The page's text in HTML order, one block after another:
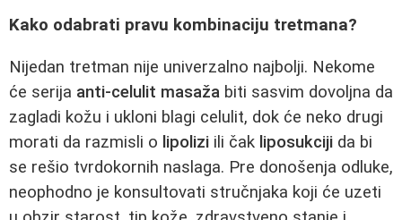
Kako odabrati pravu kombinaciju tretmana?
Nijedan tretman nije univerzalno najbolji. Nekome
će serija anti-celulit masaža biti sasvim dovoljna da
zagladi kožu i ukloni blagi celulit, dok će neko drugi
morati da razmisli o lipolizi ili čak liposukciji da bi
se rešio tvrdokornih naslaga. Pre donošenja odluke,
neophodno je konsultovati stručnjaka koji će uzeti